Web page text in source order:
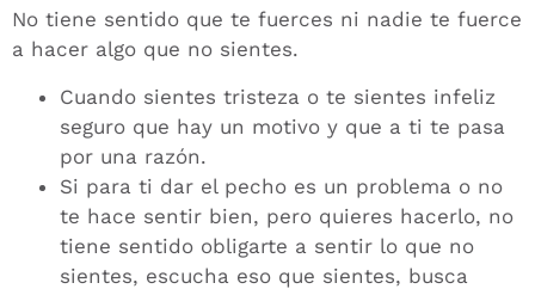
No tiene sentido que te fuerces ni nadie te fuerce
a hacer algo que no sientes.
Cuando sientes tristeza o te sientes infeliz
seguro que hay un motivo y que a ti te pasa
por una razón.
Si para ti dar el pecho es un problema o no
te hace sentir bien, pero quieres hacerlo, no
tiene sentido obligarte a sentir lo que no
sientes, escucha eso que sientes, busca